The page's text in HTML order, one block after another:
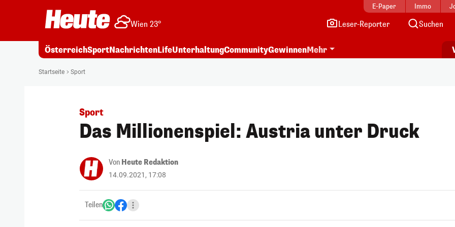
E-Paper Immo
Wien 23° Leser-Reporter Suchen
ÖsterreichSportNachrichtenLifeUnterhaltungCommunityGewinnenMehr
Startseite Sport
Sport
Das Millionenspiel: Austria unter Druck
Von Heute Redaktion
14.09.2021, 17:08
Teilen